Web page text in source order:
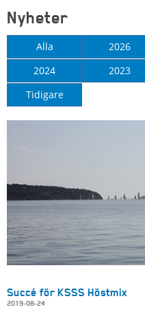
Nyheter
Alla 2026
2024
2023
Tidigare
Succé för KSSS Höstmix
2019-08-24